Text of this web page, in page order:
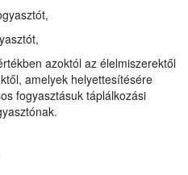
azoktól az élelmiszerektől
amelyek helyettesítésére
fogyasztásuk táplálkozási